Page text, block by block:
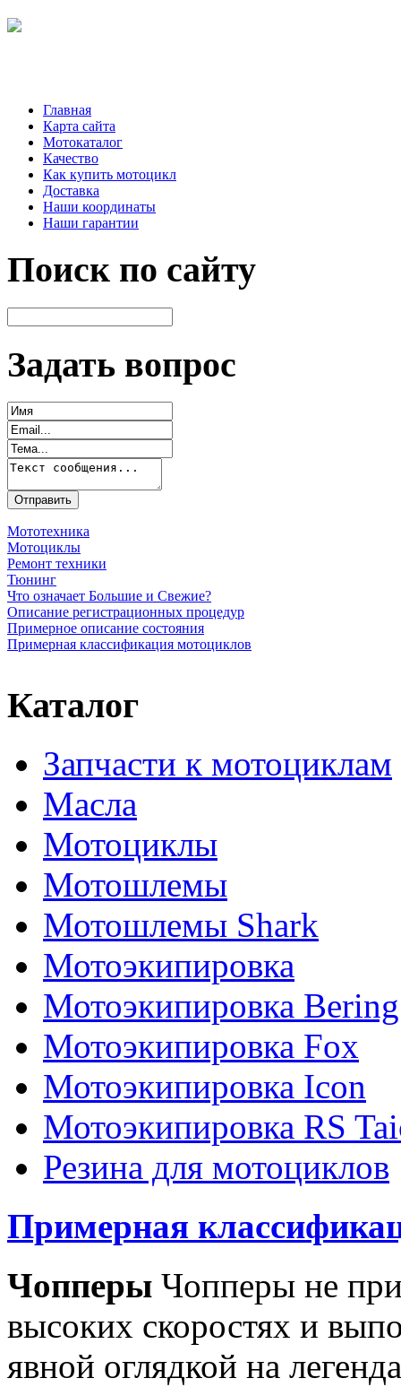
Главная
Карта сайта
Мотокаталог
Качество
Как купить мотоцикл
Доставка
Наши координаты
Наши гарантии
Поиск по сайту
Задать вопрос
Мототехника
Мотоциклы
Ремонт техники
Тюнинг
Что означает Большие и Свежие?
Описание регистрационных процедур
Примерное описание состояния
Примерная классификация мотоциклов
Каталог
Запчасти к мотоциклам
Масла
Мотоциклы
Мотошлемы
Мотошлемы Shark
Мотоэкипировка
Мотоэкипировка Bering
Мотоэкипировка Fox
Мотоэкипировка Icon
Мотоэкипировка RS
Резина для мотоциклов
Примерная
Чопперы Чопперы не
высоких скоростях и
явной оглядкой на